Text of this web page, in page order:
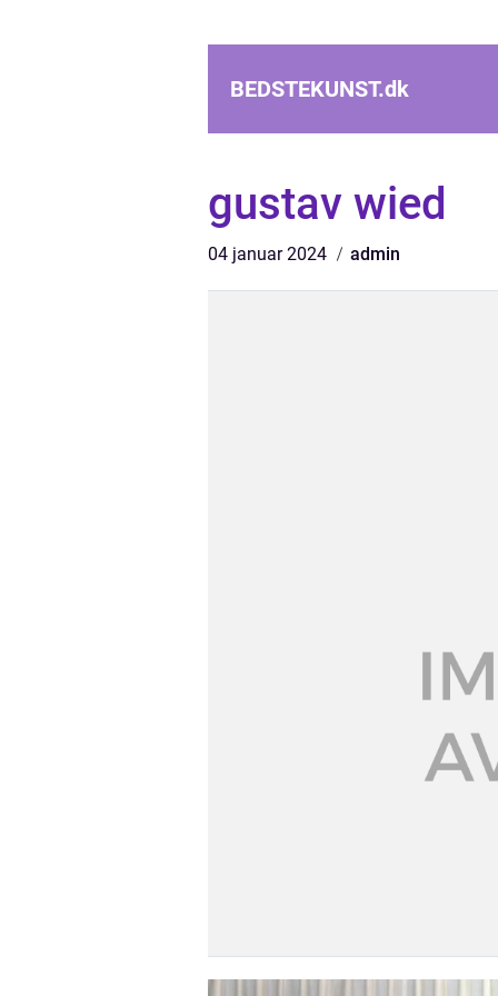
BEDSTEKUNST.dk
gustav wied
04 januar 2024 admin